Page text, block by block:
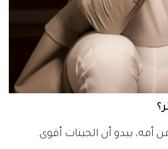
أمه، يبدو أن الجينات أقوى.